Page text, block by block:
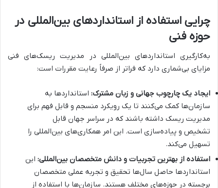
چرایی استفاده از استانداردهای بین‌المللی در
حوزه فنی
به‌کارگیری استانداردهای بین‌المللی در مدیریت ریسک‌های فنی
مزایای بی‌شماری دارد که فراتر از صرفاً رعایت مقررات است:
ایجاد یک چارچوب جهانی و زبان مشترک: استانداردها به
سازمان‌ها کمک می‌کنند تا یک رویکرد منسجم و قابل فهم برای
مدیریت ریسک داشته باشند که در سراسر جهان قابل
تشخیص و پیاده‌سازی است. این امر همکاری‌های بین‌المللی را
تسهیل می‌کند.
استفاده از بهترین تجربیات و دانش متخصصان بین‌المللی: این
استانداردها حاصل سال‌ها تحقیق و تجربه عملی متخصصان
برجسته در حوزه‌های مختلف هستند. سازمان‌ها با استفاده از